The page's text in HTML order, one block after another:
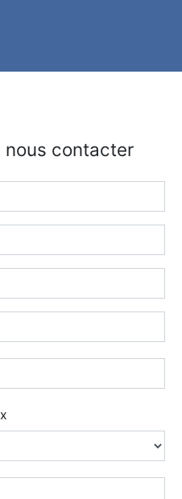
nous contacter